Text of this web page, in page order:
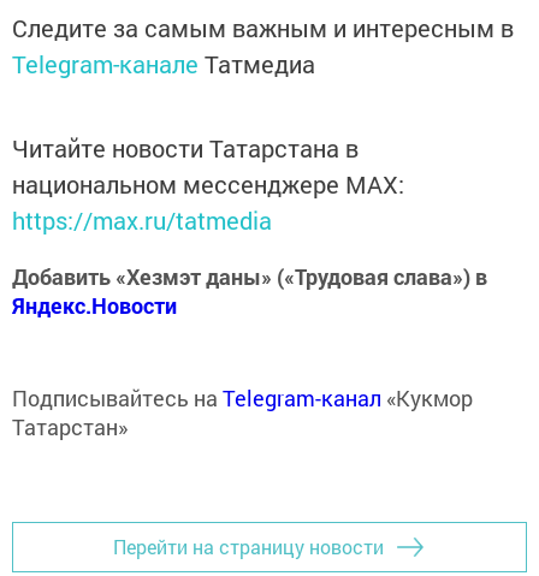
Следите за самым важным и интересным в
Telegram-канале Татмедиа
Читайте новости Татарстана в
национальном мессенджере MАХ:
https://max.ru/tatmedia
Добавить «Хезмэт даны» («Трудовая слава») в
Яндекс.Новости
Подписывайтесь на Telegram-канал «Кукмор
Татарстан»
Перейти на страницу новости